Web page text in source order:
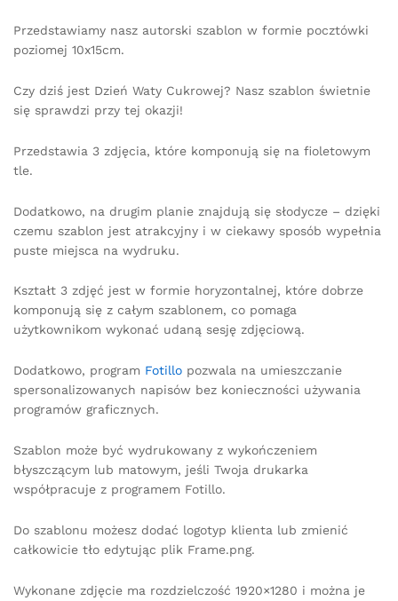
Przedstawiamy nasz autorski szablon w formie pocztówki
poziomej 10x15cm.
Czy dziś jest Dzień Waty Cukrowej? Nasz szablon świetnie
się sprawdzi przy tej okazji!
Przedstawia 3 zdjęcia, które komponują się na fioletowym
tle.
Dodatkowo, na drugim planie znajdują się słodycze – dzięki
czemu szablon jest atrakcyjny i w ciekawy sposób wypełnia
puste miejsca na wydruku.
Kształt 3 zdjęć jest w formie horyzontalnej, które dobrze
komponują się z całym szablonem, co pomaga
użytkownikom wykonać udaną sesję zdjęciową.
Dodatkowo, program Fotillo pozwala na umieszczanie
spersonalizowanych napisów bez konieczności używania
programów graficznych.
Szablon może być wydrukowany z wykończeniem
błyszczącym lub matowym, jeśli Twoja drukarka
współpracuje z programem Fotillo.
Do szablonu możesz dodać logotyp klienta lub zmienić
całkowicie tło edytując plik Frame.png.
Wykonane zdjęcie ma rozdzielczość 1920×1280 i można je